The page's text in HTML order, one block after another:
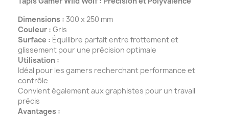
Dimensions : 300 x 250 mm
Couleur : Gris
Surface : Équilibre parfait entre frottement et
glissement pour une précision optimale
Utilisation :
Idéal pour les gamers recherchant performance et
contrôle
Convient également aux graphistes pour un travail
précis
Avantages :